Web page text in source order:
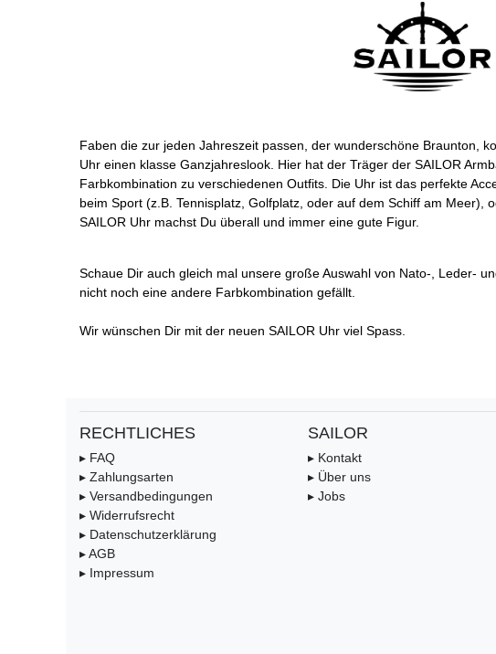
Faben die zur jeden Jahreszeit passen, der wunderschöne Braunton,
Uhr einen klasse Ganzjahreslook. Hier hat der Träger der SAILOR
Farbkombination zu verschiedenen Outfits. Die Uhr ist das perfekte
beim Sport (z.B. Tennisplatz, Golfplatz, oder auf dem Schiff am Meer),
SAILOR Uhr machst Du überall und immer eine gute Figur.
Schaue Dir auch gleich mal unsere große Auswahl von Nato-, Leder-
nicht noch eine andere Farbkombination gefällt.
Wir wünschen Dir mit der neuen SAILOR Uhr viel Spass.
RECHTLICHES
▸ FAQ
▸ Zahlungsarten
▸ Versandbedingungen
▸ Widerrufsrecht
▸ Datenschutzerklärung
▸ AGB
▸ Impressum
SAILOR
▸ Kontakt
▸ Über uns
▸ Jobs